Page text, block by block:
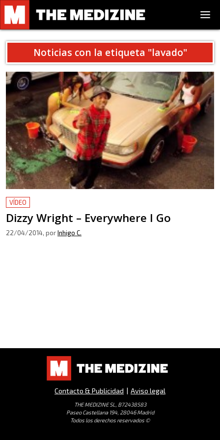
Noticias con la etiqueta "lavado"
VÍDEO
Dizzy Wright – Everywhere I Go
22/04/2014, porInhigo C.
Contacto & Publicidad | Aviso legal
THE MEDIZINE SL, B72438583
Paseo Castellana 194, 28046 Madrid
Todos los derechos reservados ©